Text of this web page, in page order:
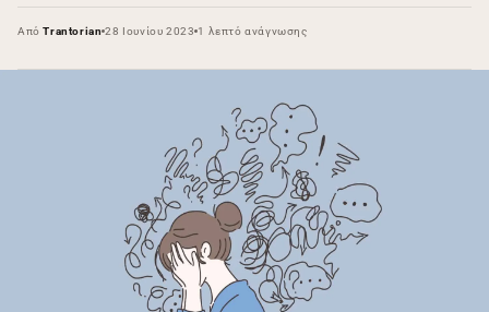
ΑπόTrantorian 28 Ιουνίου 2023 1 λεπτό ανάγνωσης